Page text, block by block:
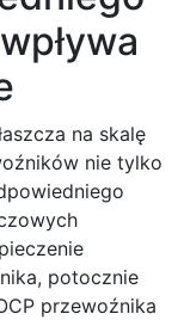
na skalę
nie tylko
potocznie
przewoźnika